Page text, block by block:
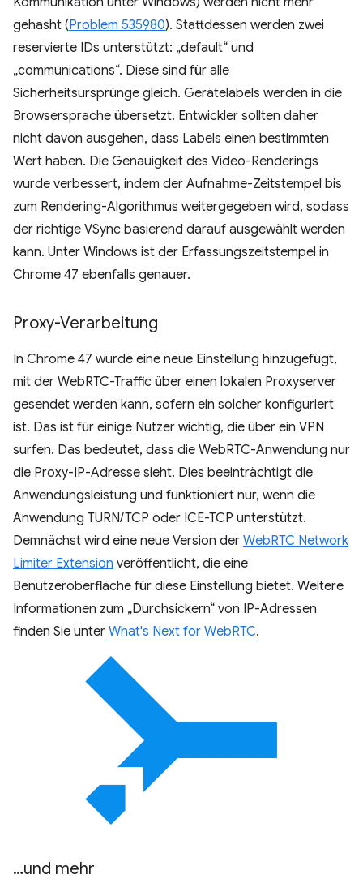
gehasht (Problem 535980). Stattdessen werden zwei
reservierte IDs unterstützt: „default“ und
„communications“. Diese sind für alle
Sicherheitsursprünge gleich. Gerätelabels werden in die
Browsersprache übersetzt. Entwickler sollten daher
nicht davon ausgehen, dass Labels einen bestimmten
Wert haben. Die Genauigkeit des Video-Renderings
wurde verbessert, indem der Aufnahme-Zeitstempel bis
zum Rendering-Algorithmus weitergegeben wird, sodass
der richtige VSync basierend darauf ausgewählt werden
kann. Unter Windows ist der Erfassungszeitstempel in
Chrome 47 ebenfalls genauer.
Proxy-Verarbeitung
In Chrome 47 wurde eine neue Einstellung hinzugefügt,
mit der WebRTC-Traffic über einen lokalen Proxyserver
gesendet werden kann, sofern ein solcher konfiguriert
ist. Das ist für einige Nutzer wichtig, die über ein VPN
surfen. Das bedeutet, dass die WebRTC-Anwendung nur
die Proxy-IP-Adresse sieht. Dies beeinträchtigt die
Anwendungsleistung und funktioniert nur, wenn die
Anwendung TURN/TCP oder ICE-TCP unterstützt.
Demnächst wird eine neue Version der WebRTC Network
Limiter Extension veröffentlicht, die eine
Benutzeroberfläche für diese Einstellung bietet. Weitere
Informationen zum „Durchsickern“ von IP-Adressen
finden Sie unter What's Next for WebRTC.
…und mehr